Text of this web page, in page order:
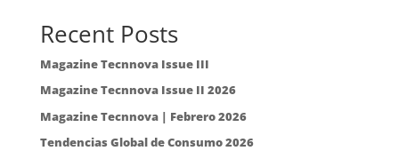
Recent Posts
Magazine Tecnnova Issue III
Magazine Tecnnova Issue II 2026
Magazine Tecnnova | Febrero 2026
Tendencias Global de Consumo 2026